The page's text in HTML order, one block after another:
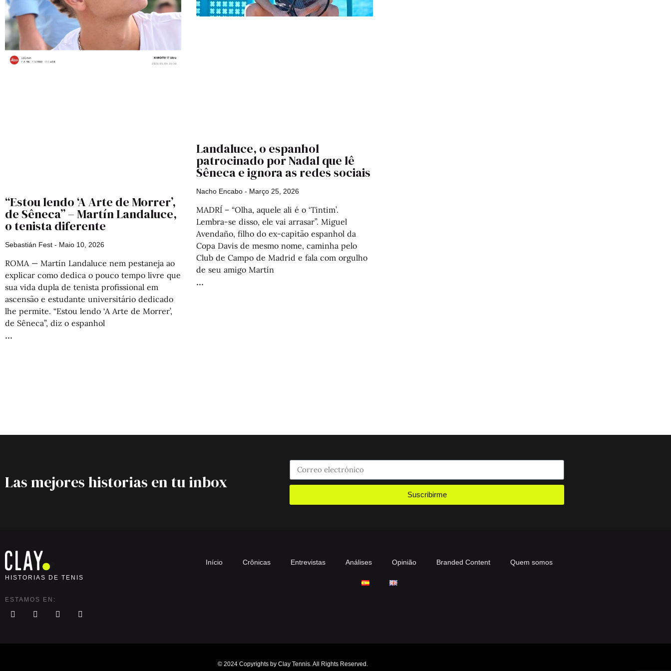
“Estou lendo ‘A Arte de Morrer’,
de Sêneca” – Martín Landaluce,
o tenista diferente
Sebastián Fest Maio 10, 2026
ROMA — Martín Landaluce nem pestaneja ao
explicar como dedica o pouco tempo livre que
sua vida dupla de tenista profissional em
ascensão e estudante universitário dedicado
lhe permite. “Estou lendo ‘A Arte de Morrer’,
de Sêneca”, diz o espanhol
Landaluce, o espanhol
patrocinado por Nadal que lê
Sêneca e ignora as redes sociais
Nacho Encabo Março 25, 2026
MADRÍ – “Olha, aquele ali é o ‘Tintim’.
Lembra-se disso, ele vai arrasar”. Miguel
Avendaño, filho do ex-capitão espanhol da
Copa Davis de mesmo nome, caminha pelo
Club de Campo de Madrid e fala com orgulho
de seu amigo Martín
Las mejores historias en tu inbox
Suscribirme
HISTORIAS DE TENIS
ESTAMOS EN:
Início Crônicas Entrevistas Análises Opinião Branded Content Quem somos
© 2024 Copyrights by Clay Tennis. All Rights Reserved.